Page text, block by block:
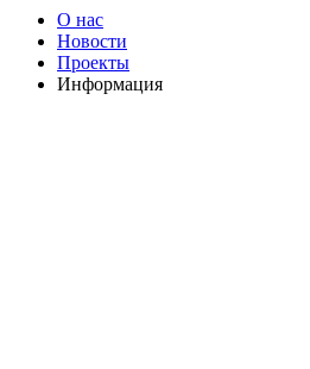
О нас
Новости
Проекты
Информация